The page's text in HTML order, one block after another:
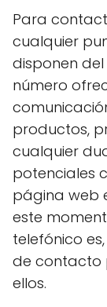
Para
cualquier
disponen del
número
productos,
cualquier
potenciales
página web
este
telefónico
de contacto
ellos.